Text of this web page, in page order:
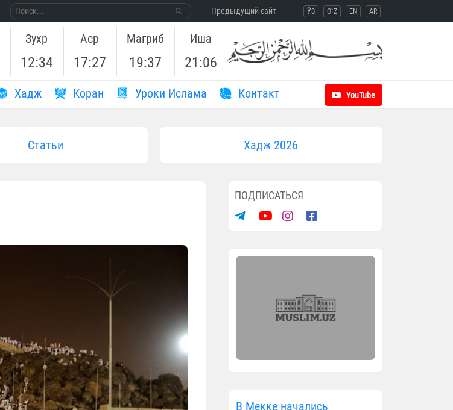
Предыдущий сайт ЎЗ O`Z EN AR
Зухр
12:34
Аср
17:27
Магриб
19:37
Иша
21:06
Хадж Коран Уроки Ислама Контакт YouTube
Статьи Хадж 2026
ПОДПИСАТЬСЯ
В Мекке начались